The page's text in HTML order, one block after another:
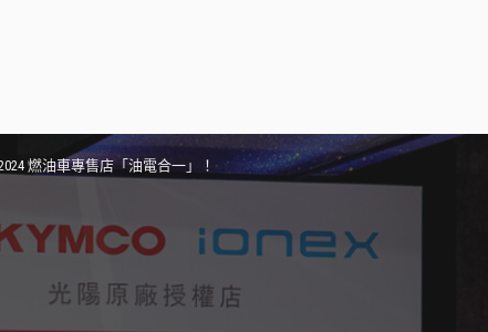
燃油車專售店「油電合一」！